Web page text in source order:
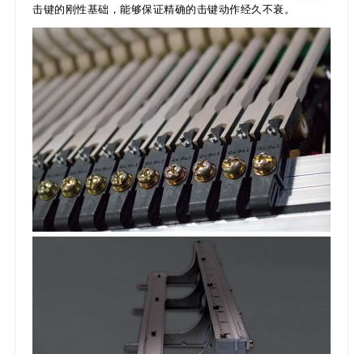
击键的刚性基础，能够保证精确的击键动作经久不衰。